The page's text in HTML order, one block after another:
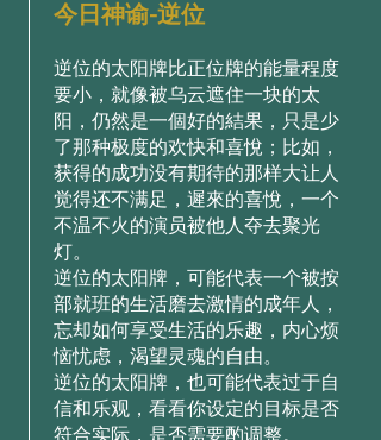
今日神谕-逆位
逆位的太阳牌比正位牌的能量程度
要小，就像被乌云遮住一块的太
阳，仍然是一個好的結果，只是少
了那种极度的欢快和喜悅；比如，
获得的成功没有期待的那样大让人
觉得还不满足，遲來的喜悅，一个
不温不火的演员被他人夺去聚光
灯。
逆位的太阳牌，可能代表一个被按
部就班的生活磨去激情的成年人，
忘却如何享受生活的乐趣，内心烦
恼忧虑，渴望灵魂的自由。
逆位的太阳牌，也可能代表过于自
信和乐观，看看你设定的目标是否
符合实际，是否需要酌调整。